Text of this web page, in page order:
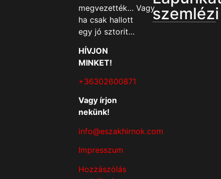
megvezették… Vagy
ha csak hallott
egy jó sztorit…
HÍVJON
MINKET!
+36302600871
Vagy írjon
nekünk!
info@eszakhirnok.com
Impresszum
Hozzászólás
szemlézi